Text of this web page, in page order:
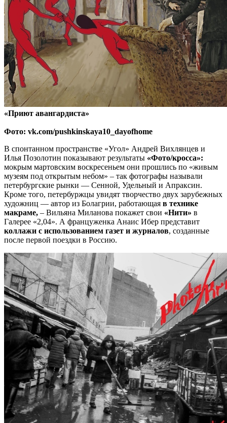
«Приют авангардиста»
Фото: vk.com/pushkinskaya10_dayofhome
В спонтанном пространстве «Угол» Андрей Вихлянцев и
Илья Позолотин показывают результаты «Фото/кросса»:
мокрым мартовским воскресеньем они прошлись по «живым
музеям под открытым небом» – так фотографы называли
петербургские рынки — Сенной, Удельный и Апраксин.
Кроме того, петербуржцы увидят творчество двух зарубежных
художниц — автор из Болагрии, работающая в технике
макраме, – Вильяна Миланова покажет свои «Нити» в
Галерее «2,04». А француженка Анаис Ибер представит
коллажи с использованием газет и журналов, созданные
после первой поездки в Россию.